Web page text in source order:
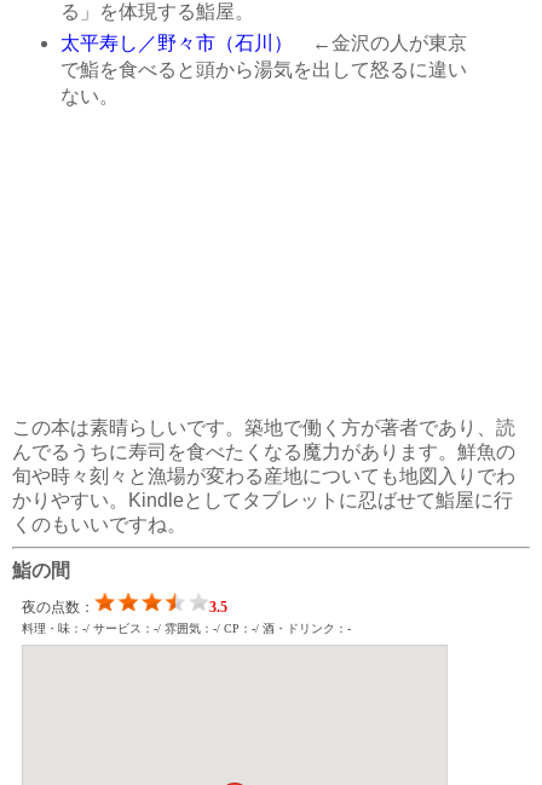
る」を体現する鮨屋。
太平寿し／野々市（石川）
←金沢の人が東京
で鮨を食べると頭から湯気を出して怒るに違い
ない。
この本は素晴らしいです。築地で働く方が著者であり、読
んでるうちに寿司を食べたくなる魔力があります。鮮魚の
旬や時々刻々と漁場が変わる産地についても地図入りでわ
かりやすい。Kindleとしてタブレットに忍ばせて鮨屋に行
くのもいいですね。
鮨の間